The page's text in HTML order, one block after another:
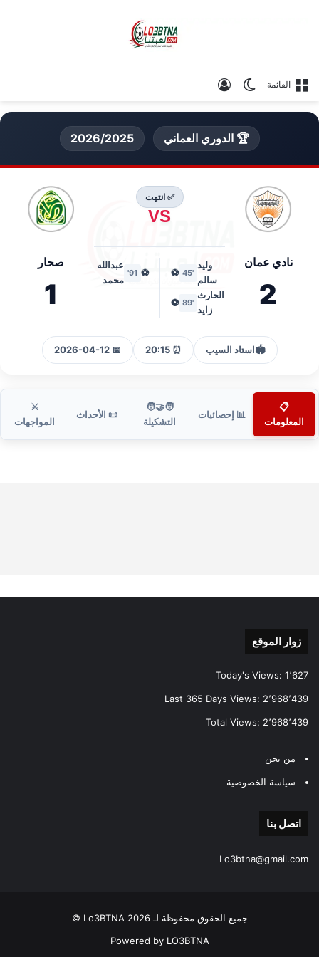
القائمة الوضع المظلم
🏆 الدوري العماني 2026/2025
نادي عمان
2
✅ انتهت
VS
وليد
سالم
'45
⚽
الحارث
زايد
'89
⚽
⚽
91'
عبدالله
محمد
صحار
1
🏟️استاد السيب ⏰ 20:15
📅 2026-04-12
📋
المعلومات
📊 إحصائيات
🧑‍🤝‍🧑
التشكيلة
📜 الأحداث
⚔️
المواجهات
زوار الموقع
Today's Views: 1٬627
Last 365 Days Views: 2٬968٬439
Total Views: 2٬968٬439
من نحن
سياسة الخصوصية
اتصل بنا
Lo3btna@gmail.com
جميع الحقوق محفوظة لـ Lo3BTNA 2026 ©
Powered by LO3BTNA